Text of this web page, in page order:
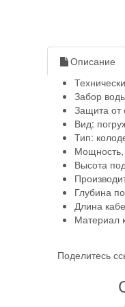
Описание
Забор
Защита от
Вид:
Тип:
Мощность,
Высота
Глубина
Длина
Материал
Поделитесь